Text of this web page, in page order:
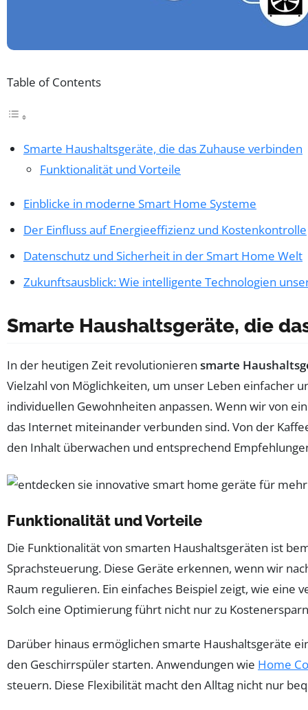
Table of Contents
Smarte Haushaltsgeräte, die das Zuhause verbinden
Funktionalität und Vorteile
Einblicke in moderne Smart Home Systeme
Der Einfluss auf Energieeffizienz und Kostenkontrolle
Datenschutz und Sicherheit in der Smart Home Welt
Zukunftsausblick: Wie intelligente Technologien
Smarte Haushaltsgeräte, die
In der heutigen Zeit revolutionieren smarte
Vielzahl von Möglichkeiten, um unser Leben einfacher
individuellen Gewohnheiten anpassen. Wenn wir von
das Internet miteinander verbunden sind. Von der
den Inhalt überwachen und entsprechend
Funktionalität und Vorteile
Die Funktionalität von smarten Haushaltsgeräten ist
Sprachsteuerung. Diese Geräte erkennen, wenn wir
Raum regulieren. Ein einfaches Beispiel zeigt, wie eine
Solch eine Optimierung führt nicht nur zu
Darüber hinaus ermöglichen smarte Haushaltsgeräte
den Geschirrspüler starten. Anwendungen wie Home
steuern. Diese Flexibilität macht den Alltag nicht nur